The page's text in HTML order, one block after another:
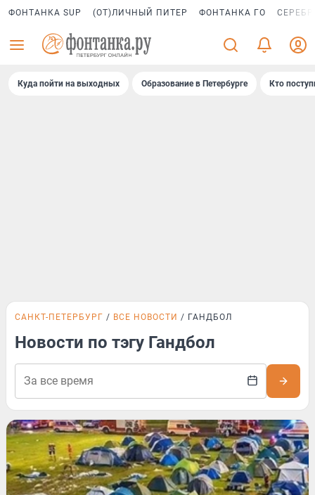
ФОНТАНКА SUP (ОТ)ЛИЧНЫЙ ПИТЕР ФОНТАНКА ГО
Куда пойти на выходных Образование в Петербурге Кто
САНКТ-ПЕТЕРБУРГ ВСЕ НОВОСТИ ГАНДБОЛ
Новости по тэгу Гандбол